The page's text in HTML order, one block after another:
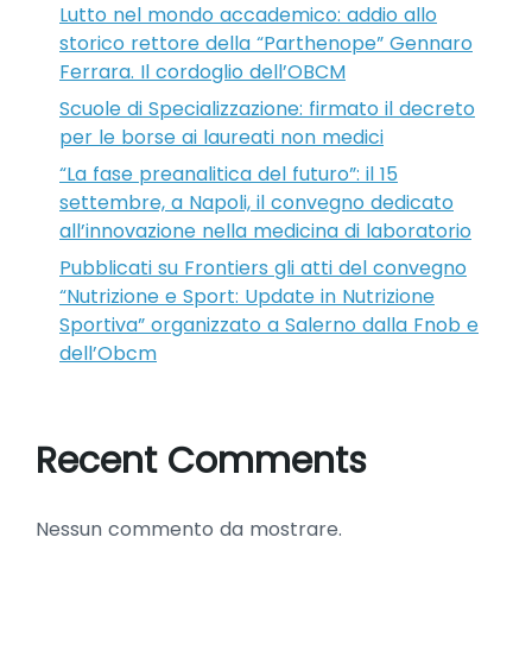
Lutto nel mondo accademico: addio allo
storico rettore della “Parthenope” Gennaro
Ferrara. Il cordoglio dell’OBCM
Scuole di Specializzazione: firmato il decreto
per le borse ai laureati non medici
“La fase preanalitica del futuro”: il 15
settembre, a Napoli, il convegno dedicato
all’innovazione nella medicina di laboratorio
Pubblicati su Frontiers gli atti del convegno
“Nutrizione e Sport: Update in Nutrizione
Sportiva” organizzato a Salerno dalla Fnob e
dell’Obcm
Recent Comments
Nessun commento da mostrare.